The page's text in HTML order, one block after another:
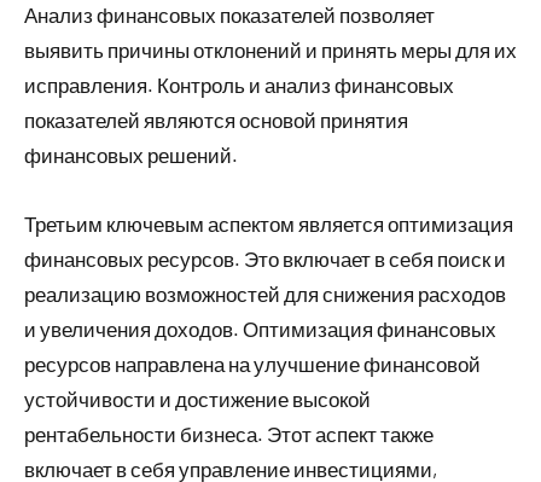
Анализ финансовых показателей позволяет
выявить причины отклонений и принять меры для их
исправления. Контроль и анализ финансовых
показателей являются основой принятия
финансовых решений.
Третьим ключевым аспектом является оптимизация
финансовых ресурсов. Это включает в себя поиск и
реализацию возможностей для снижения расходов
и увеличения доходов. Оптимизация финансовых
ресурсов направлена на улучшение финансовой
устойчивости и достижение высокой
рентабельности бизнеса. Этот аспект также
включает в себя управление инвестициями,